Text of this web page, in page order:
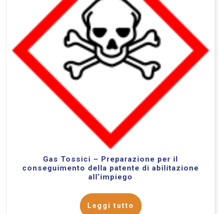
Gas Tossici – Preparazione per il
conseguimento della patente di abilitazione
all’impiego
Leggi tutto